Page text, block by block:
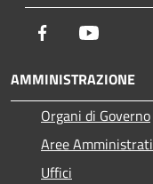
Facebook
AMMINISTRAZIONE
Organi di Governo
Aree
Uffici